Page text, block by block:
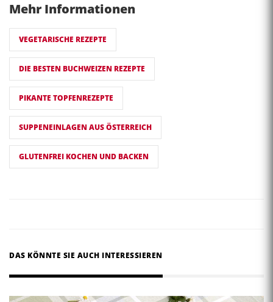
Mehr Informationen
VEGETARISCHE REZEPTE
DIE BESTEN BUCHWEIZEN REZEPTE
PIKANTE TOPFENREZEPTE
SUPPENEINLAGEN AUS ÖSTERREICH
GLUTENFREI KOCHEN UND BACKEN
DAS KÖNNTE SIE AUCH INTERESSIEREN